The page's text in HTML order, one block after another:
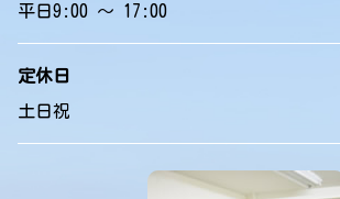
平日9:00 ～ 17:00
定休日
土日祝